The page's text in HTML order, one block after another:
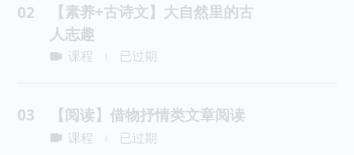
02
【素养+古诗文】大自然里的古
人志趣
课程 已过期
03 【阅读】借物抒情类文章阅读
课程 已过期